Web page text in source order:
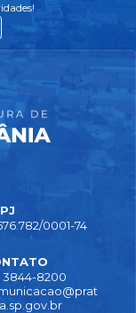
3844-8200
0001-74